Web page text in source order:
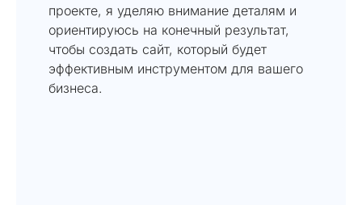
проекте, я уделяю внимание деталям и
ориентируюсь на конечный результат,
чтобы создать сайт, который будет
эффективным инструментом для вашего
бизнеса.